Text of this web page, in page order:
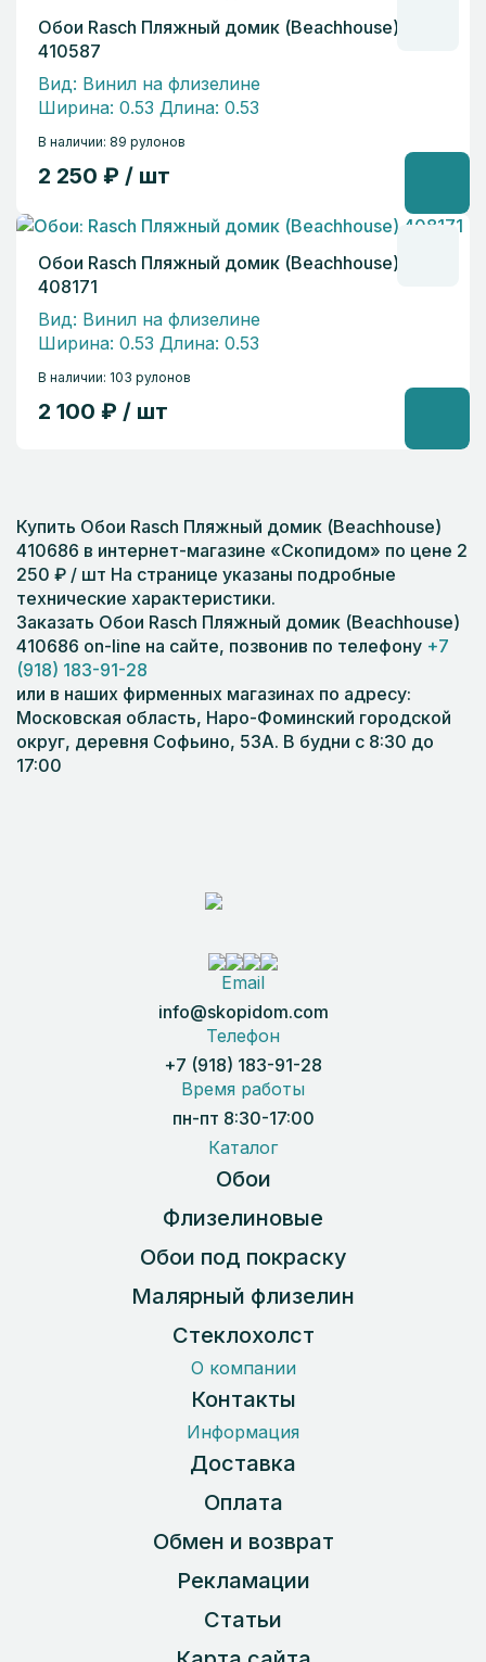
Обои Rasch Пляжный домик (Beachhouse)
410587
Вид: Винил на флизелине
Ширина: 0.53 Длина: 0.53
В наличии: 89 рулонов
2 250 ₽ / шт
Обои Rasch Пляжный домик (Beachhouse)
408171
Вид: Винил на флизелине
Ширина: 0.53 Длина: 0.53
В наличии: 103 рулонов
2 100 ₽ / шт
Купить Обои Rasch Пляжный домик (Beachhouse)
410686 в интернет-магазине «Скопидом» по цене 2
250 ₽ / шт На странице указаны подробные
технические характеристики.
Заказать Обои Rasch Пляжный домик (Beachhouse)
410686 on-line на сайте, позвонив по телефону +7
(918) 183-91-28
или в наших фирменных магазинах по адресу:
Московская область, Наро-Фоминский городской
округ, деревня Софьино, 53А. В будни с 8:30 до
17:00
Email
info@skopidom.com
Телефон
+7 (918) 183-91-28
Время работы
пн-пт 8:30-17:00
Каталог
Обои
Флизелиновые
Обои под покраску
Малярный флизелин
Стеклохолст
О компании
Контакты
Информация
Доставка
Оплата
Обмен и возврат
Рекламации
Статьи